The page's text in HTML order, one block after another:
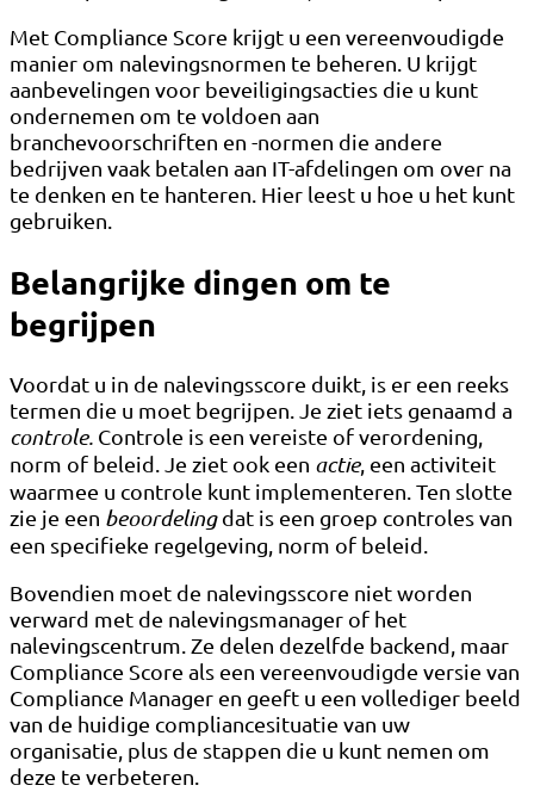
Met Compliance Score krijgt u een vereenvoudigde
manier om nalevingsnormen te beheren. U krijgt
aanbevelingen voor beveiligingsacties die u kunt
ondernemen om te voldoen aan
branchevoorschriften en -normen die andere
bedrijven vaak betalen aan IT-afdelingen om over na
te denken en te hanteren. Hier leest u hoe u het kunt
gebruiken.
Belangrijke dingen om te
begrijpen
Voordat u in de nalevingsscore duikt, is er een reeks
termen die u moet begrijpen. Je ziet iets genaamd a
controle. Controle is een vereiste of verordening,
norm of beleid. Je ziet ook een actie, een activiteit
waarmee u controle kunt implementeren. Ten slotte
zie je een beoordelingdat is een groep controles van
een specifieke regelgeving, norm of beleid.
Bovendien moet de nalevingsscore niet worden
verward met de nalevingsmanager of het
nalevingscentrum. Ze delen dezelfde backend, maar
Compliance Score als een vereenvoudigde versie van
Compliance Manager en geeft u een vollediger beeld
van de huidige compliancesituatie van uw
organisatie, plus de stappen die u kunt nemen om
deze te verbeteren.